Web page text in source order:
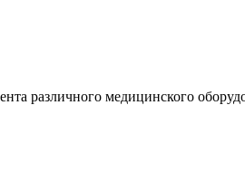
различного медицинского